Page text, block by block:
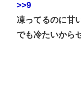
>>9
凍ってるのに甘
でも冷たいから